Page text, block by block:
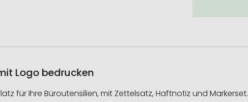
Logo bedrucken
für Ihre Büroutensilien, mit Zettelsatz, Haftnotiz und Markerset.